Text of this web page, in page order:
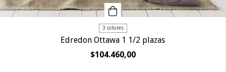
3 colores
Edredon Ottawa 1 1/2 plazas
$104.460,00